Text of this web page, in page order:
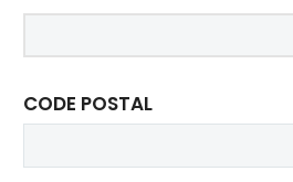
CODE POSTAL